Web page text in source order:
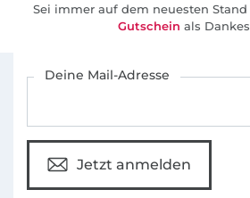
Sei immer auf dem neuesten
Gutschein als
Deine Mail-Adresse
Jetzt anmelden